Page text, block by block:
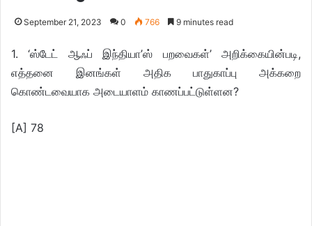
September 21, 2023 0 766 9 minutes read
1. ‘ஸ்டேட் ஆஃப் இந்தியா’ஸ் பறவைகள்’ அறிக்கையின்படி,
எத்தனை இனங்கள் அதிக பாதுகாப்பு அக்கறை
கொண்டவையாக அடையாளம் காணப்பட்டுள்ளன?
[A] 78